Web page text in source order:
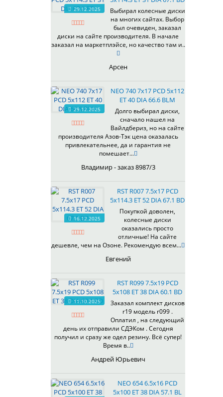
336
337
401
408
410
411
414
417
423
426
428
429
430
433
438
503
505
508
511
528
529
66,6
67,1
70,1
72,6
73,1
74,1
75.1
78.1
98
98,1
HS
MG
MGM
OrD
SL
W
WB
WD
29.12.2025
Выбирал колесные диски
на многих сайтах. Выбор
был очевиден, заказал
диски на сайте производителя. В начале
заказал на маркетплэйсе, но качество там и..
Арсен
29.12.2025
NEO 740 7x17 PCD 5x112
ET 40 DIA 66.6 BLM
Долго выбирал диски,
сначало нашел на
Вайлдбериз, но на сайте
производителя Азов-Тэк цена оказалась
привлекательнее, да и гарантия не
помешает...
Владимир - заказ 8987/3
16.12.2025
RST R007 7.5x17 PCD
5x114.3 ET 52 DIA 67.1 BD
Покупкой доволен,
колесные диски
оказались просто
отличные! На сайте
дешевле, чем на Озоне. Рекомендую всем...
Евгений
11.10.2025
RST R099 7.5x19 PCD
5x108 ET 38 DIA 60.1 BD
Заказал комплект дисков
r19 модель r099 .
Оплатил , на следующий
день их отправили СДЭКом . Сегодня
получил и сразу же одел резину. Всё супер!
Время в..
Андрей Юрьевич
NEO 654 6.5x16 PCD
5x100 ET 38 DIA 57.1 BL